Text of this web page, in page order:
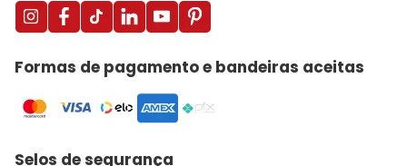
Formas de pagamento e bandeiras aceitas
Selos de segurança